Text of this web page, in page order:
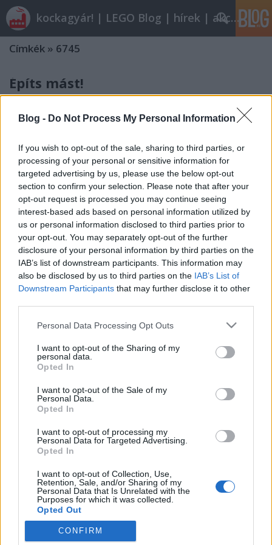
Blog - Do Not Process My Personal Information
If you wish to opt-out of the sale, sharing to third parties, or
processing of your personal or sensitive information for
targeted advertising by us, please use the below opt-out
section to confirm your selection. Please note that after your
opt-out request is processed you may continue seeing
interest-based ads based on personal information utilized by
us or personal information disclosed to third parties prior to
your opt-out. You may separately opt-out of the further
disclosure of your personal information by third parties on the
IAB’s list of downstream participants. This information may
also be disclosed by us to third parties on the IAB’s List of
Downstream Participants that may further disclose it to other
Please note that this website/app uses one or more Google
not limited to your visit or usage behaviour. You may click to
grant or deny consent to Google and its third-party tags to
use your data for below specified purposes in below Google
consent section.
Personal Data Processing Opt Outs
I want to opt-out of the Sharing of my
personal data.
Opted In
I want to opt-out of the Sale of my
Personal Data.
Opted In
I want to opt-out of processing my
Personal Data for Targeted Advertising.
Opted In
I want to opt-out of Collection, Use,
Retention, Sale, and/or Sharing of my
Personal Data that Is Unrelated with the
Purposes for which it was collected.
Opted Out
Google consents
CONFIRM
kockagyár! | LEGO Blog | hírek | akciók |
Címkék » 6745
Építs mást!
Technic autók modularizálásán kívül másik hobbija,
hogy olyan alkotásokat készít, amelyek csak egy
készlet kockáiból kirakhatóak. Vagyis, ha szeretnénk
elkészíteni, elég azt az egy dobozt birtokolni, persze
hiánytalanul. Szerintem…
Olvasó játszik: 6745 Propeller Power
tutuka•2010. december 10.
Hogy felettébb furcsa dolgot mondjak: szerintem az
által értékelt Propeller Power alapmodellje. Kicsi, de
héten külön posztban…
Mega Bloks: kipróbáltam, nem túl jó
2010. augusztus 25.
Korábban két kis kínai készlet apropóján
foglalkoztunk a klónokkal, több érv elhangzott
kezdtem szemezni az egyik drogériában két
nagyobb Mega Bloks készlettel. Furdallt a
kiváncsiság milyenek lehetnek. A maguk módján
még jól is…